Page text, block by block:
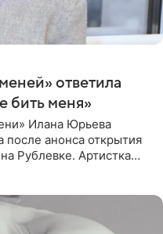
ответила
бить меня»
Илана Юрьева
после анонса открытия
Рублевке. Артистка